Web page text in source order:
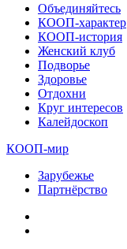
Объединяйтесь
КООП-характер
КООП-история
Женский клуб
Подворье
Здоровье
Отдохни
Круг интересов
Калейдоскоп
КООП-мир
Зарубежье
Партнёрство